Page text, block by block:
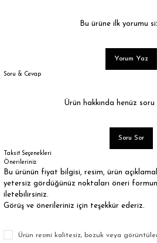
Bu ürüne ilk yorumu
Yorum Yaz
Soru & Cevap
Ürün hakkında henüz soru
Soru Sor
Taksit Seçenekleri
Önerileriniz
Bu ürünün fiyat bilgisi, resim, ürün
yetersiz gördüğünüz noktaları öneri
iletebilirsiniz.
Görüş ve önerileriniz için teşekkür ederiz.
Ürün resmi kalitesiz, bozuk veya